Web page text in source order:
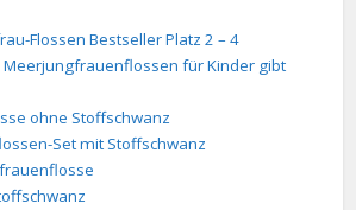
Flossen Bestseller Platz 2 – 4
Meerjungfrauenflossen für Kinder gibt
ohne Stoffschwanz
Set mit Stoffschwanz